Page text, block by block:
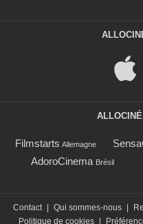
Filmstarts Allemagne
AdoroCinema Brésil
Contact Qui sommes-nous
Politique de cookies